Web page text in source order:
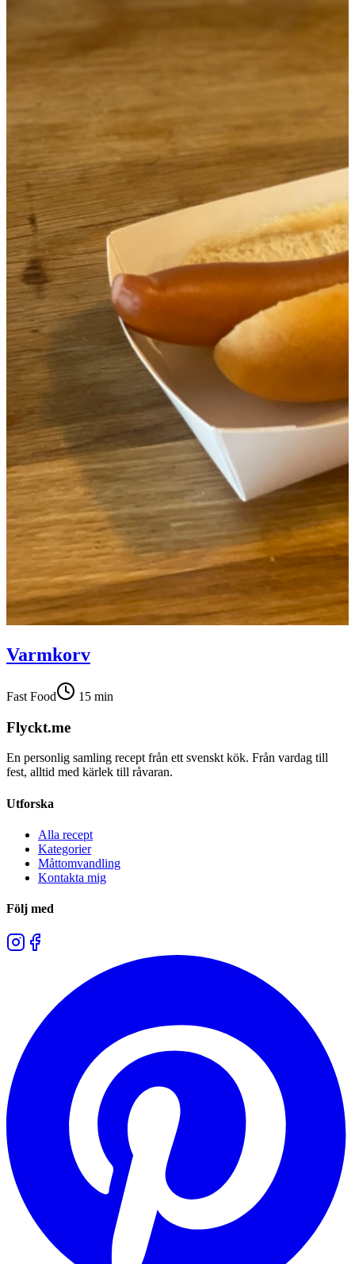
Varmkorv
Fast Food 15 min
Flyckt.me
En personlig samling recept från ett svenskt kök. Från vardag till
fest, alltid med kärlek till råvaran.
Utforska
Alla recept
Kategorier
Måttomvandling
Kontakta mig
Följ med